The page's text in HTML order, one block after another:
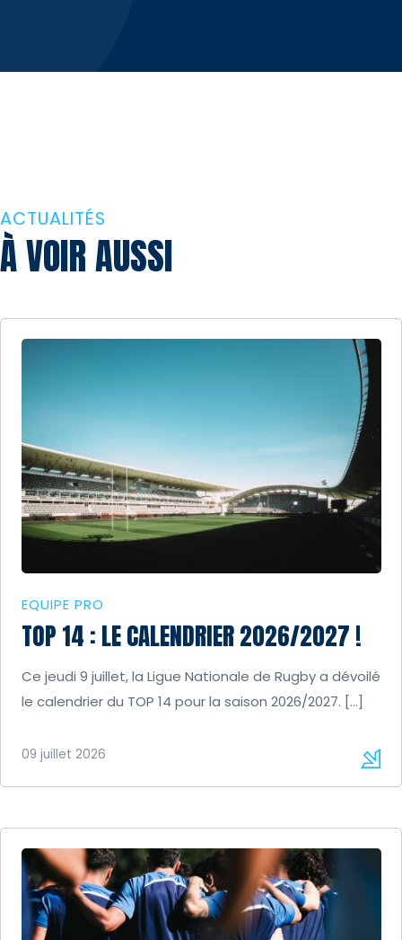
ACTUALITÉS
À VOIR AUSSI
EQUIPE PRO
TOP 14 : LE CALENDRIER 2026/2027 !
Ce jeudi 9 juillet, la Ligue Nationale de Rugby a dévoilé
le calendrier du TOP 14 pour la saison 2026/2027. […]
09 juillet 2026